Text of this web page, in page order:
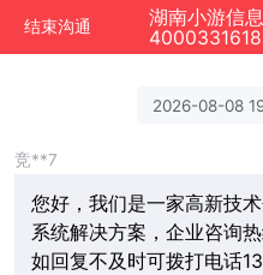
结束沟通
4000331618
2026-08-08
竞**7
您好，我们是一家高新技
系统解决方案，企业咨询
如回复不及时可拨打电话